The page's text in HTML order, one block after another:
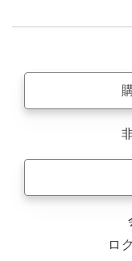
ロ